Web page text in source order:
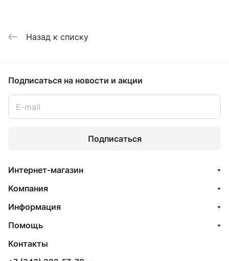
Назад к списку
Подписаться на новости и акции
Подписаться
Интернет-магазин
Компания
Информация
Помощь
Контакты